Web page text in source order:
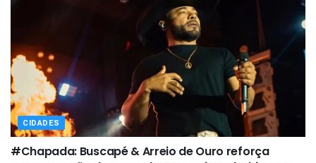
CIDADES
#Chapada: Buscapé & Arreio de Ouro reforça